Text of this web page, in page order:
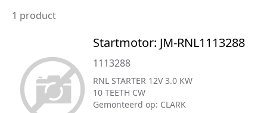
1 product
Startmotor: JM-RNL1113288
1113288
RNL STARTER 12V 3.0 KW
10 TEETH CW
Gemonteerd op: CLARK